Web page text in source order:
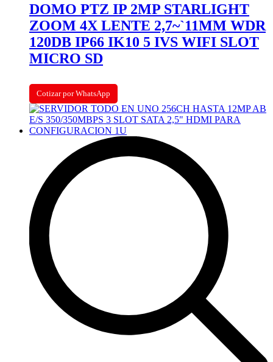
DOMO PTZ IP 2MP STARLIGHT
ZOOM 4X LENTE 2,7~`11MM WDR
120DB IP66 IK10 5 IVS WIFI SLOT
MICRO SD
Cotizar por WhatsApp